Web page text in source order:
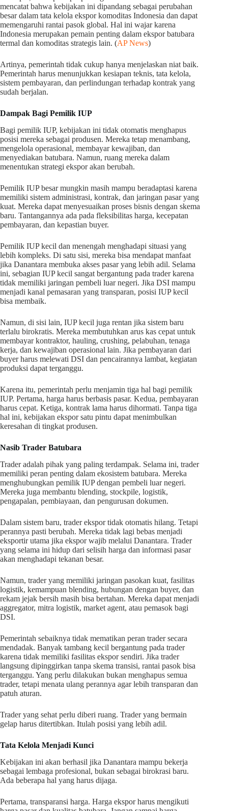
mencatat bahwa kebijakan ini dipandang sebagai perubahan
besar dalam tata kelola ekspor komoditas Indonesia dan dapat
memengaruhi rantai pasok global. Hal ini wajar karena
Indonesia merupakan pemain penting dalam ekspor batubara
termal dan komoditas strategis lain. (AP News)
Artinya, pemerintah tidak cukup hanya menjelaskan niat baik.
Pemerintah harus menunjukkan kesiapan teknis, tata kelola,
sistem pembayaran, dan perlindungan terhadap kontrak yang
sudah berjalan.
Dampak Bagi Pemilik IUP
Bagi pemilik IUP, kebijakan ini tidak otomatis menghapus
posisi mereka sebagai produsen. Mereka tetap menambang,
mengelola operasional, membayar kewajiban, dan
menyediakan batubara. Namun, ruang mereka dalam
menentukan strategi ekspor akan berubah.
Pemilik IUP besar mungkin masih mampu beradaptasi karena
memiliki sistem administrasi, kontrak, dan jaringan pasar yang
kuat. Mereka dapat menyesuaikan proses bisnis dengan skema
baru. Tantangannya ada pada fleksibilitas harga, kecepatan
pembayaran, dan kepastian buyer.
Pemilik IUP kecil dan menengah menghadapi situasi yang
lebih kompleks. Di satu sisi, mereka bisa mendapat manfaat
jika Danantara membuka akses pasar yang lebih adil. Selama
ini, sebagian IUP kecil sangat bergantung pada trader karena
tidak memiliki jaringan pembeli luar negeri. Jika DSI mampu
menjadi kanal pemasaran yang transparan, posisi IUP kecil
bisa membaik.
Namun, di sisi lain, IUP kecil juga rentan jika sistem baru
terlalu birokratis. Mereka membutuhkan arus kas cepat untuk
membayar kontraktor, hauling, crushing, pelabuhan, tenaga
kerja, dan kewajiban operasional lain. Jika pembayaran dari
buyer harus melewati DSI dan pencairannya lambat, kegiatan
produksi dapat terganggu.
Karena itu, pemerintah perlu menjamin tiga hal bagi pemilik
IUP. Pertama, harga harus berbasis pasar. Kedua, pembayaran
harus cepat. Ketiga, kontrak lama harus dihormati. Tanpa tiga
hal ini, kebijakan ekspor satu pintu dapat menimbulkan
keresahan di tingkat produsen.
Nasib Trader Batubara
Trader adalah pihak yang paling terdampak. Selama ini, trader
memiliki peran penting dalam ekosistem batubara. Mereka
menghubungkan pemilik IUP dengan pembeli luar negeri.
Mereka juga membantu blending, stockpile, logistik,
pengapalan, pembiayaan, dan pengurusan dokumen.
Dalam sistem baru, trader ekspor tidak otomatis hilang. Tetapi
perannya pasti berubah. Mereka tidak lagi bebas menjadi
eksportir utama jika ekspor wajib melalui Danantara. Trader
yang selama ini hidup dari selisih harga dan informasi pasar
akan menghadapi tekanan besar.
Namun, trader yang memiliki jaringan pasokan kuat, fasilitas
logistik, kemampuan blending, hubungan dengan buyer, dan
rekam jejak bersih masih bisa bertahan. Mereka dapat menjadi
aggregator, mitra logistik, market agent, atau pemasok bagi
DSI.
Pemerintah sebaiknya tidak mematikan peran trader secara
mendadak. Banyak tambang kecil bergantung pada trader
karena tidak memiliki fasilitas ekspor sendiri. Jika trader
langsung dipinggirkan tanpa skema transisi, rantai pasok bisa
terganggu. Yang perlu dilakukan bukan menghapus semua
trader, tetapi menata ulang perannya agar lebih transparan dan
patuh aturan.
Trader yang sehat perlu diberi ruang. Trader yang bermain
gelap harus ditertibkan. Itulah posisi yang lebih adil.
Tata Kelola Menjadi Kunci
Kebijakan ini akan berhasil jika Danantara mampu bekerja
sebagai lembaga profesional, bukan sebagai birokrasi baru.
Ada beberapa hal yang harus dijaga.
Pertama, transparansi harga. Harga ekspor harus mengikuti